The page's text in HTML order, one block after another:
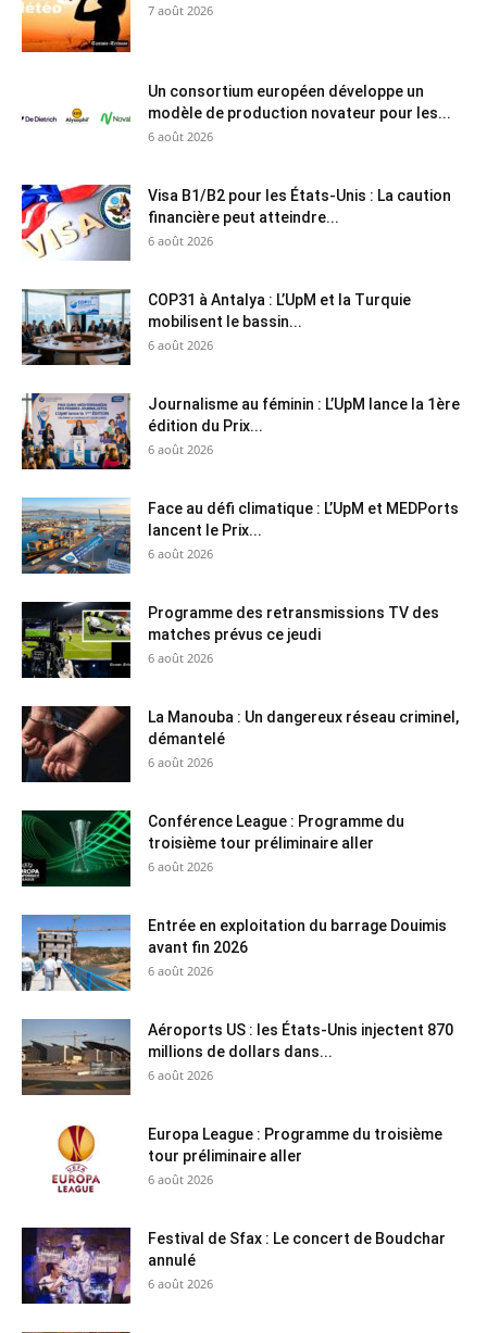
7 août 2026
Un consortium européen développe un
modèle de production novateur pour les...
6 août 2026
Visa B1/B2 pour les États-Unis : La caution
financière peut atteindre...
6 août 2026
COP31 à Antalya : L’UpM et la Turquie
mobilisent le bassin...
6 août 2026
Journalisme au féminin : L’UpM lance la 1ère
édition du Prix...
6 août 2026
Face au défi climatique : L’UpM et MEDPorts
lancent le Prix...
6 août 2026
Programme des retransmissions TV des
matches prévus ce jeudi
6 août 2026
La Manouba : Un dangereux réseau criminel,
démantelé
6 août 2026
Conférence League : Programme du
troisième tour préliminaire aller
6 août 2026
Entrée en exploitation du barrage Douimis
avant fin 2026
6 août 2026
Aéroports US : les États-Unis injectent 870
millions de dollars dans...
6 août 2026
Europa League : Programme du troisième
tour préliminaire aller
6 août 2026
Festival de Sfax : Le concert de Boudchar
annulé
6 août 2026